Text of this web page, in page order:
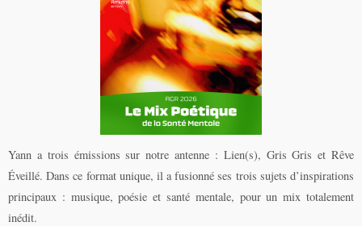
Yann a trois émissions sur notre antenne : Lien(s), Gris Gris et Rêve
Éveillé. Dans ce format unique, il a fusionné ses trois sujets d’inspirations
principaux : musique, poésie et santé mentale, pour un mix totalement
inédit.